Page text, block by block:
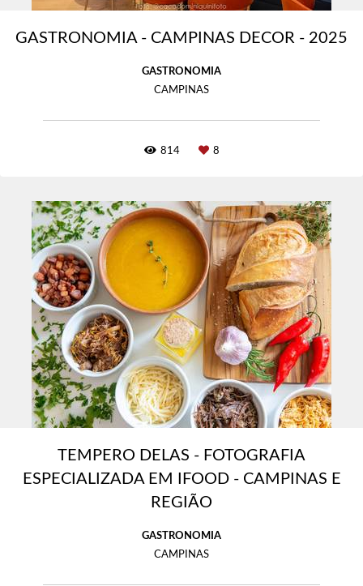
GASTRONOMIA - CAMPINAS DECOR - 2025
GASTRONOMIA
CAMPINAS
814 8
TEMPERO DELAS - FOTOGRAFIA
ESPECIALIZADA EM IFOOD - CAMPINAS E
REGIÃO
GASTRONOMIA
CAMPINAS